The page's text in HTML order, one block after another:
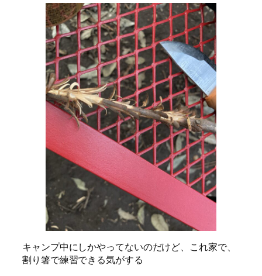
キャンプ中にしかやってないのだけど、これ家で、
割り箸で練習できる気がする